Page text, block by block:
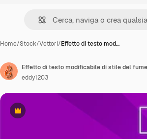
Home/Stock/Vettori/Effetto di testo mod…
Premium
Effetto di testo modificabile di stile del
eddy1203